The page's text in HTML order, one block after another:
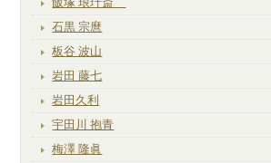
石黒 宗麿
板谷 波山
岩田 藤七
岩田久利
宇田川 抱青
梅澤 隆眞